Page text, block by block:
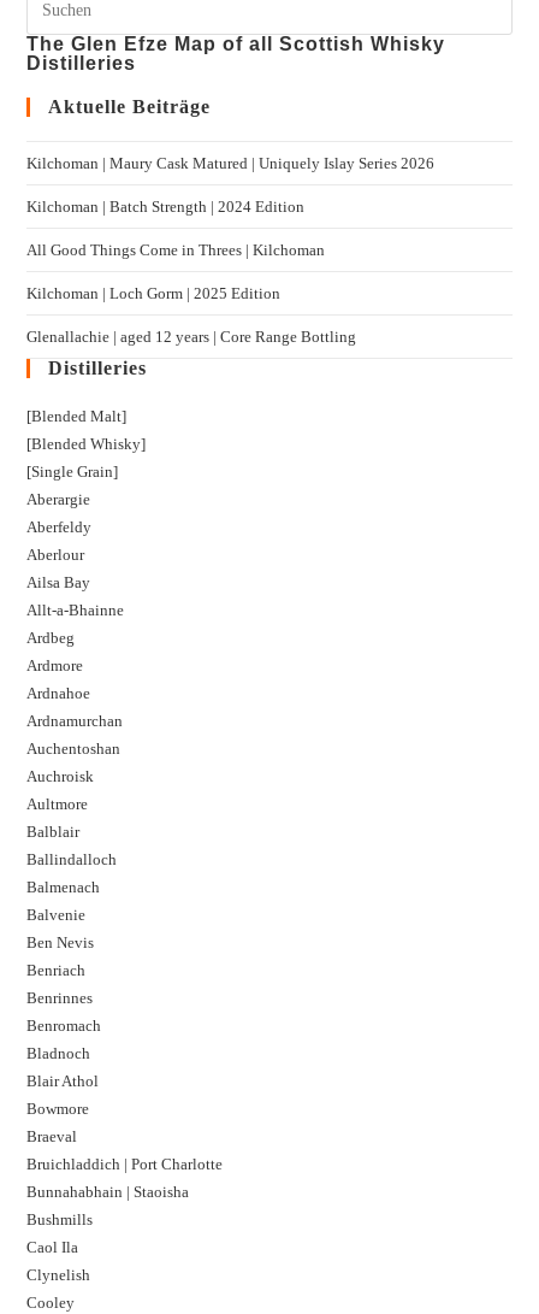
The Glen Efze Map of all Scottish Whisky
Distilleries
Aktuelle Beiträge
Kilchoman | Maury Cask Matured | Uniquely Islay Series 2026
Kilchoman | Batch Strength | 2024 Edition
All Good Things Come in Threes | Kilchoman
Kilchoman | Loch Gorm​ | 2025 Edition
Glenallachie | aged 12 years | Core Range Bottling
Distilleries
[Blended Malt]
[Blended Whisky]
[Single Grain]
Aberargie
Aberfeldy
Aberlour
Ailsa Bay
Allt-a-Bhainne
Ardbeg
Ardmore
Ardnahoe
Ardnamurchan
Auchentoshan
Auchroisk
Aultmore
Balblair
Ballindalloch
Balmenach
Balvenie
Ben Nevis
Benriach
Benrinnes
Benromach
Bladnoch
Blair Athol
Bowmore
Braeval
Bruichladdich | Port Charlotte
Bunnahabhain | Staoisha
Bushmills
Caol Ila
Clynelish
Cooley